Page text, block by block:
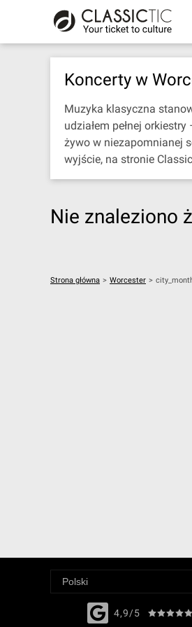
Koncerty w
Muzyka klasyczna
udziałem pełnej
żywo w niezapomnianej
wyjście, na stronie
Nie znaleziono
Strona główna > Worcester >
4,9/5